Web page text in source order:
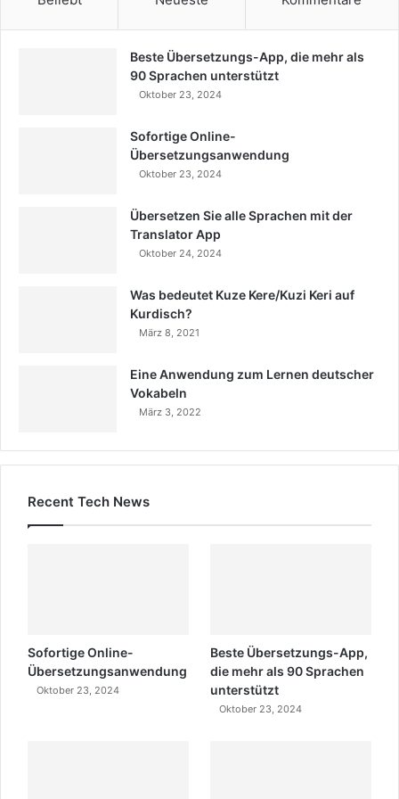
Beste Übersetzungs-App, die mehr als
90 Sprachen unterstützt
Oktober 23, 2024
Sofortige Online-
Übersetzungsanwendung
Oktober 23, 2024
Übersetzen Sie alle Sprachen mit der
Translator App
Oktober 24, 2024
Was bedeutet Kuze Kere/Kuzi Keri auf
Kurdisch?
März 8, 2021
Eine Anwendung zum Lernen deutscher
Vokabeln
März 3, 2022
Recent Tech News
Sofortige Online-
Übersetzungsanwendung
Oktober 23, 2024
Beste Übersetzungs-App,
die mehr als 90 Sprachen
unterstützt
Oktober 23, 2024